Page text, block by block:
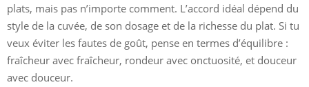
plats, mais pas n’importe comment. L’accord idéal dépend du
style de la cuvée, de son dosage et de la richesse du plat. Si tu
veux éviter les fautes de goût, pense en termes d’équilibre :
fraîcheur avec fraîcheur, rondeur avec onctuosité, et douceur
avec douceur.